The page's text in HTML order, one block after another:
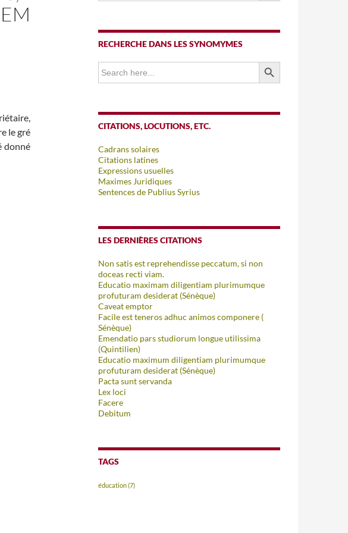
le gré
donné
RECHERCHE DANS LES SYNOMYMES
Search
for:
SEARCH BUTTON
CITATIONS, LOCUTIONS, ETC.
Cadrans solaires
Citations latines
Expressions usuelles
Maximes Juridiques
Sentences de Publius Syrius
LES DERNIÈRES CITATIONS
Non satis est reprehendisse peccatum, si non
doceas recti viam.
Educatio maximam diligentiam plurimumque
profuturam desiderat (Sénèque)
Caveat emptor
Facile est teneros adhuc animos componere (
Sénèque)
Emendatio pars studiorum longue utilissima
(Quintilien)
Educatio maximum diligentiam plurimumque
profuturam desiderat (Sénèque)
Pacta sunt servanda
Lex loci
Facere
Debitum
TAGS
éducation(7)